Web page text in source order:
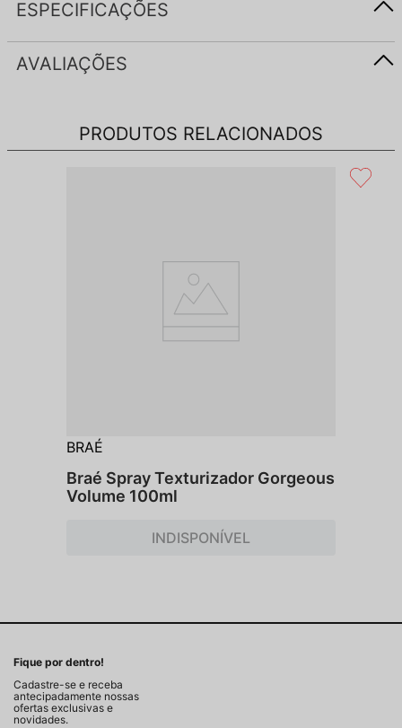
ESPECIFICAÇÕES
AVALIAÇÕES
PRODUTOS RELACIONADOS
BRAÉ
Braé Spray Texturizador Gorgeous
Volume 100ml
INDISPONÍVEL
Fique por dentro!
Cadastre-se e receba
antecipadamente nossas
ofertas exclusivas e
novidades.